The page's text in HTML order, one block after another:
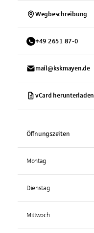
Wegbeschreibung
+49 2651 87-0
mail@kskmayen.de
vCard herunterladen
Öffnungszeiten
Montag
Dienstag
Mittwoch